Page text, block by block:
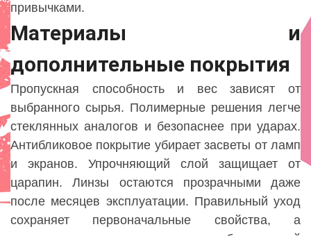
привычками.
Материалы и
дополнительные покрытия
Пропускная способность и вес зависят от
выбранного сырья. Полимерные решения легче
стеклянных аналогов и безопаснее при ударах.
Антибликовое покрытие убирает засветы от ламп
и экранов. Упрочняющий слой защищает от
царапин. Линзы остаются прозрачными даже
после месяцев эксплуатации. Правильный уход
сохраняет первоначальные свойства, а